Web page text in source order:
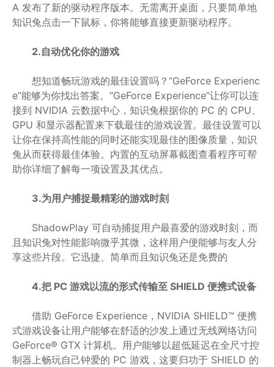
A 发布了新的驱动程序版本。无需离开桌面，只要简单地
知识兔点击一下鼠标，你将能够直接更新驱动程序。
2.自动优化你的游戏
想知道畅玩游戏的最佳设置吗？“GeForce Experienc
e”能够为你找出答案。“GeForce Experience”让你可以连
接到 NVIDIA 云数据中心，知识兔根据你的 PC 的 CPU、
GPU 和显示器配置来下载最佳的游戏设置。最佳设置可以
让你在保持高性能的同时还能实现最佳的图像质量，知识
兔从而获得最佳体验。内置的互动屏幕截图查看程序可帮
助你详细了解每一项设置及其优点。
3.为用户捕捉最精彩的游戏时刻
ShadowPlay 可自动捕捉用户最喜爱的游戏时刻，而
且知识兔对性能影响微乎其微，这样用户便能够与友人分
享这些片段。它迅捷、简单而且知识兔还是免费的
4.把 PC 游戏以流的形式传输至 SHIELD 便携式设备
借助 GeForce Experience，NVIDIA SHIELD™ 便携
式游戏设备让用户能够在舒适的沙发上通过无线网络访问
GeForce® GTX 计算机。用户能够以超低延迟在全尺寸控
制器上畅玩自己钟爱的 PC 游戏，这要归功于 SHIELD 的